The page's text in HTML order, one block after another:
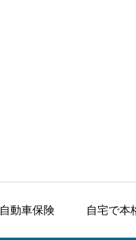
自動車保険 自宅で本